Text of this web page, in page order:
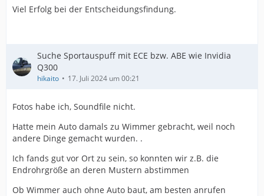
Viel Erfolg bei der Entscheidungsfindung.
Suche Sportauspuff mit ECE bzw. ABE wie Invidia
Q300
hikaito 17. Juli 2024 um 00:21
Fotos habe ich, Soundfile nicht.
Hatte mein Auto damals zu Wimmer gebracht, weil noch
andere Dinge gemacht wurden. .
Ich fands gut vor Ort zu sein, so konnten wir z.B. die
Endrohrgröße an deren Mustern abstimmen
Ob Wimmer auch ohne Auto baut, am besten anrufen